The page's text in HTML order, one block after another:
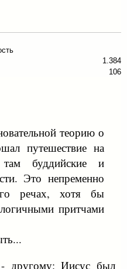
1.384
106
теорию о
путешествие на
буддийские и
Это непременно
речах, хотя бы
притчами
другому: Иисус был